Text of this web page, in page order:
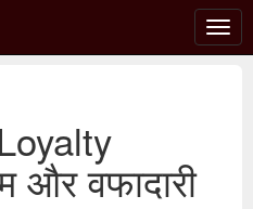
टॉगल
से
और वफादारी